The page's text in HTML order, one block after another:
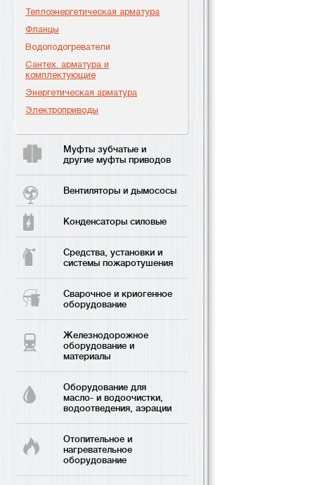
Теплоэнергетическая арматура
Фланцы
Водоподогреватели
Сантех. арматура и
комплектующие
Энергетическая арматура
Электроприводы
Муфты зубчатые и
другие муфты приводов
Вентиляторы и дымососы
Конденсаторы силовые
Средства, установки и
системы пожаротушения
Сварочное и криогенное
оборудование
Железнодорожное
оборудование и
материалы
Оборудование для
масло- и водоочистки,
водоотведения, аэрации
Отопительное и
нагревательное
оборудование